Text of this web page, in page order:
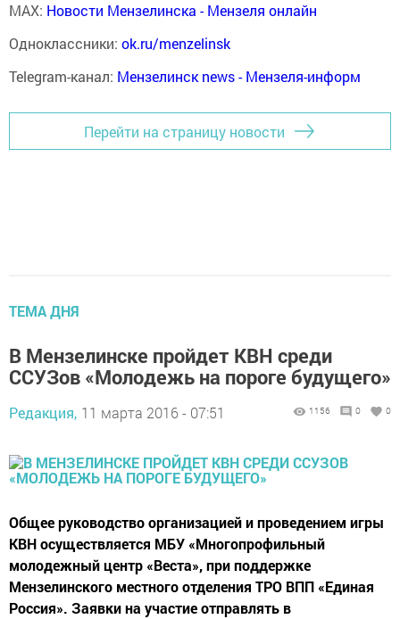
MAX: Новости Мензелинска - Мензеля онлайн
Одноклассники: ok.ru/menzelinsk
Telegram-канал: Мензелинск news - Мензеля-информ
Перейти на страницу новости
ТЕМА ДНЯ
В Мензелинске пройдет КВН среди
ССУЗов «Молодежь на пороге будущего»
Редакция, 11 марта 2016 - 07:51 1156 0 0
Общее руководство организацией и проведением игры
КВН осуществляется МБУ «Многопрофильный
молодежный центр «Веста», при поддержке
Мензелинского местного отделения ТРО ВПП «Единая
Россия». Заявки на участие отправлять в